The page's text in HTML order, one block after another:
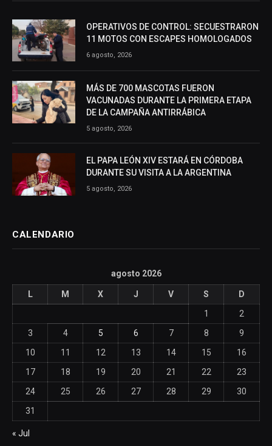
OPERATIVOS DE CONTROL: SECUESTRARON
11 MOTOS CON ESCAPES HOMOLOGADOS
6 agosto, 2026
MÁS DE 700 MASCOTAS FUERON
VACUNADAS DURANTE LA PRIMERA ETAPA
DE LA CAMPAÑA ANTIRRÁBICA
5 agosto, 2026
EL PAPA LEÓN XIV ESTARÁ EN CÓRDOBA
DURANTE SU VISITA A LA ARGENTINA
5 agosto, 2026
CALENDARIO
agosto 2026
L M X J V S
D
1
2
3
4 5 6 7 8
9
10
11 12 13 14 15
16
17
18 19 20 21 22
23
24
25 26 27 28 29
30
31
« Jul